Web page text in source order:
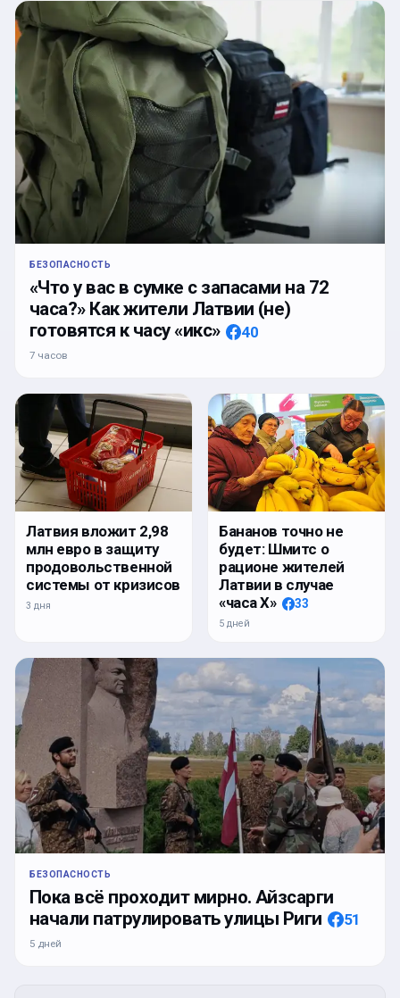
БЕЗОПАСНОСТЬ
«Что у вас в сумке с запасами на 72
часа?» Как жители Латвии (не)
готовятся к часу «икс»
40
7 часов
Латвия вложит 2,98
млн евро в защиту
продовольственной
системы от кризисов
3 дня
Бананов точно не
будет: Шмитс о
рационе жителей
Латвии в случае
«часа Х»
33
5 дней
БЕЗОПАСНОСТЬ
Пока всё проходит мирно. Айзсарги
начали патрулировать улицы Риги
51
5 дней